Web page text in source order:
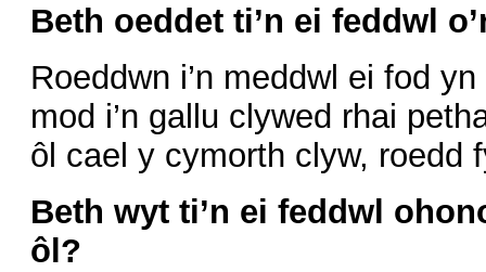
Beth oeddet ti’n ei feddwl
Roeddwn i’n meddwl ei fod
mod i’n gallu clywed rhai
ôl cael y cymorth clyw, roedd
Beth wyt ti’n ei feddwl
ôl?